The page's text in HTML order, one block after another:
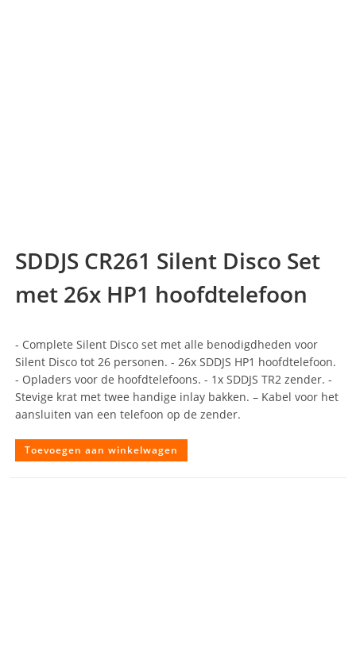
SDDJS CR261 Silent Disco Set
met 26x HP1 hoofdtelefoon
- Complete Silent Disco set met alle benodigdheden voor
Silent Disco tot 26 personen. - 26x SDDJS HP1 hoofdtelefoon.
- Opladers voor de hoofdtelefoons. - 1x SDDJS TR2 zender. -
Stevige krat met twee handige inlay bakken. – Kabel voor het
aansluiten van een telefoon op de zender.
Toevoegen aan winkelwagen